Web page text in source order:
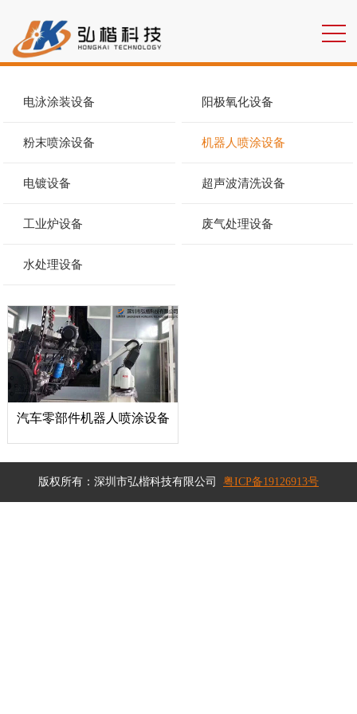
电泳涂装设备 阳极氧化设备
粉末喷涂设备 机器人喷涂设备
电镀设备 超声波清洗设备
工业炉设备 废气处理设备
水处理设备
汽车零部件机器人喷涂设备
版权所有：深圳市弘楷科技有限公司 粤ICP备19126913号